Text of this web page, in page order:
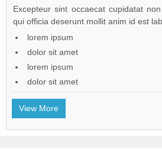
Excepteur sint occaecat cupidatat
qui officia deserunt mollit anim id est
lorem ipsum
dolor sit amet
lorem ipsum
dolor sit amet
View More